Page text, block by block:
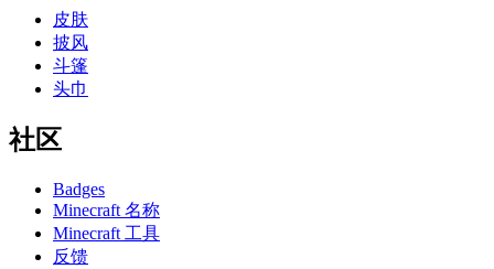
皮肤
披风
斗篷
头巾
社区
Badges
Minecraft 名称
Minecraft 工具
反馈